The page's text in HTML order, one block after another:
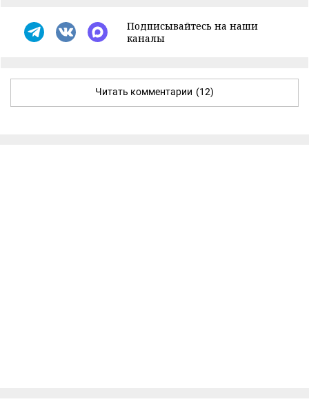
Подписывайтесь на наши
каналы
Читать комментарии (12)